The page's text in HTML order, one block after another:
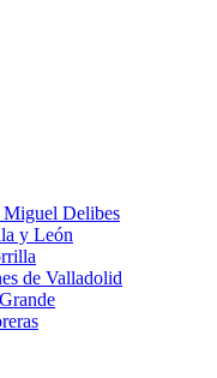
Delibes
y León
de Valladolid